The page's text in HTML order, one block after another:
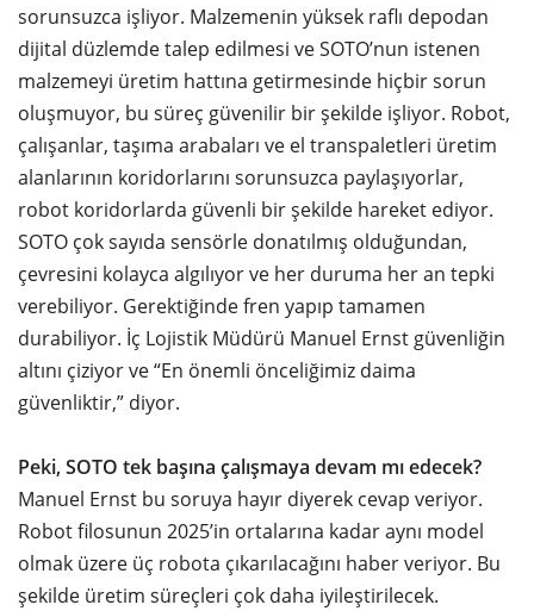
sorunsuzca işliyor. Malzemenin yüksek raflı depodan
dijital düzlemde talep edilmesi ve SOTO’nun istenen
malzemeyi üretim hattına getirmesinde hiçbir sorun
oluşmuyor, bu süreç güvenilir bir şekilde işliyor. Robot,
çalışanlar, taşıma arabaları ve el transpaletleri üretim
alanlarının koridorlarını sorunsuzca paylaşıyorlar,
robot koridorlarda güvenli bir şekilde hareket ediyor.
SOTO çok sayıda sensörle donatılmış olduğundan,
çevresini kolayca algılıyor ve her duruma her an tepki
verebiliyor. Gerektiğinde fren yapıp tamamen
durabiliyor. İç Lojistik Müdürü Manuel Ernst güvenliğin
altını çiziyor ve “En önemli önceliğimiz daima
güvenliktir,” diyor.
Peki, SOTO tek başına çalışmaya devam mı edecek?
Manuel Ernst bu soruya hayır diyerek cevap veriyor.
Robot filosunun 2025’in ortalarına kadar aynı model
olmak üzere üç robota çıkarılacağını haber veriyor. Bu
şekilde üretim süreçleri çok daha iyileştirilecek.